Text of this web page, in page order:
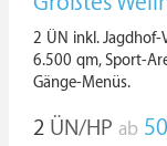
2 ÜN inkl. Jagdhof-
6.500 qm, Sport-
Gänge-Menüs.
2 ÜN/HP ab